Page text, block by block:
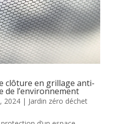
clôture en grillage anti-
de l’environnement
2024| Jardin zéro déchet